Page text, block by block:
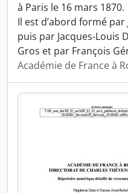
à Paris le 16 mars 1870.
Il est d’abord formé
puis par Jacques-Louis
Gros et par François
Académie de France à